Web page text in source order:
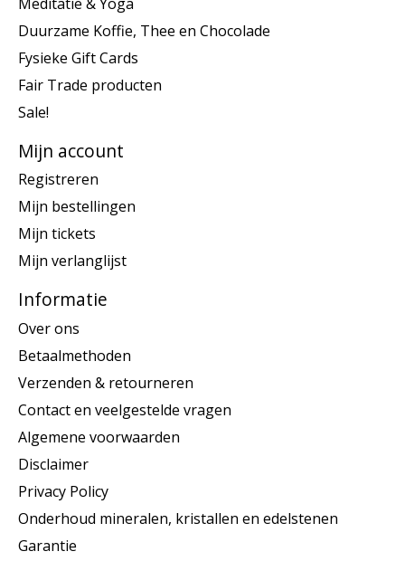
Duurzame Koffie, Thee en Chocolade
Fysieke Gift Cards
Fair Trade producten
Sale!
Mijn account
Registreren
Mijn bestellingen
Mijn tickets
Mijn verlanglijst
Informatie
Over ons
Betaalmethoden
Verzenden & retourneren
Contact en veelgestelde vragen
Algemene voorwaarden
Disclaimer
Privacy Policy
Onderhoud mineralen, kristallen en edelstenen
Garantie